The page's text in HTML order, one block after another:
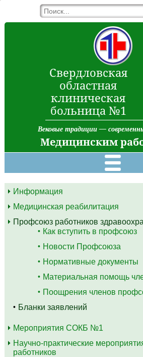
Свердловская
областная
клиническая
больница №1
Вековые традиции —
Медицинским
Информация
Медицинская реабилитация
Профсоюз работников
Как вступить в профсоюз
Новости Профсоюза
Нормативные документы
Материальная помощь
Поощрения членов
Бланки заявлений
Мероприятия СОКБ №1
Научно-практические
работников